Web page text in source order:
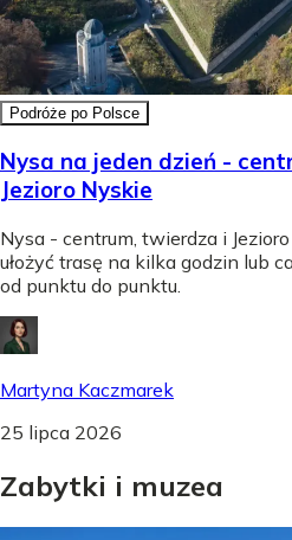
Podróże po Polsce
Nysa na jeden dzień -
Jezioro Nyskie
Nysa - centrum, twierdza i
ułożyć trasę na kilka godzin lub
od punktu do punktu.
Martyna Kaczmarek
25 lipca 2026
Zabytki i muzea